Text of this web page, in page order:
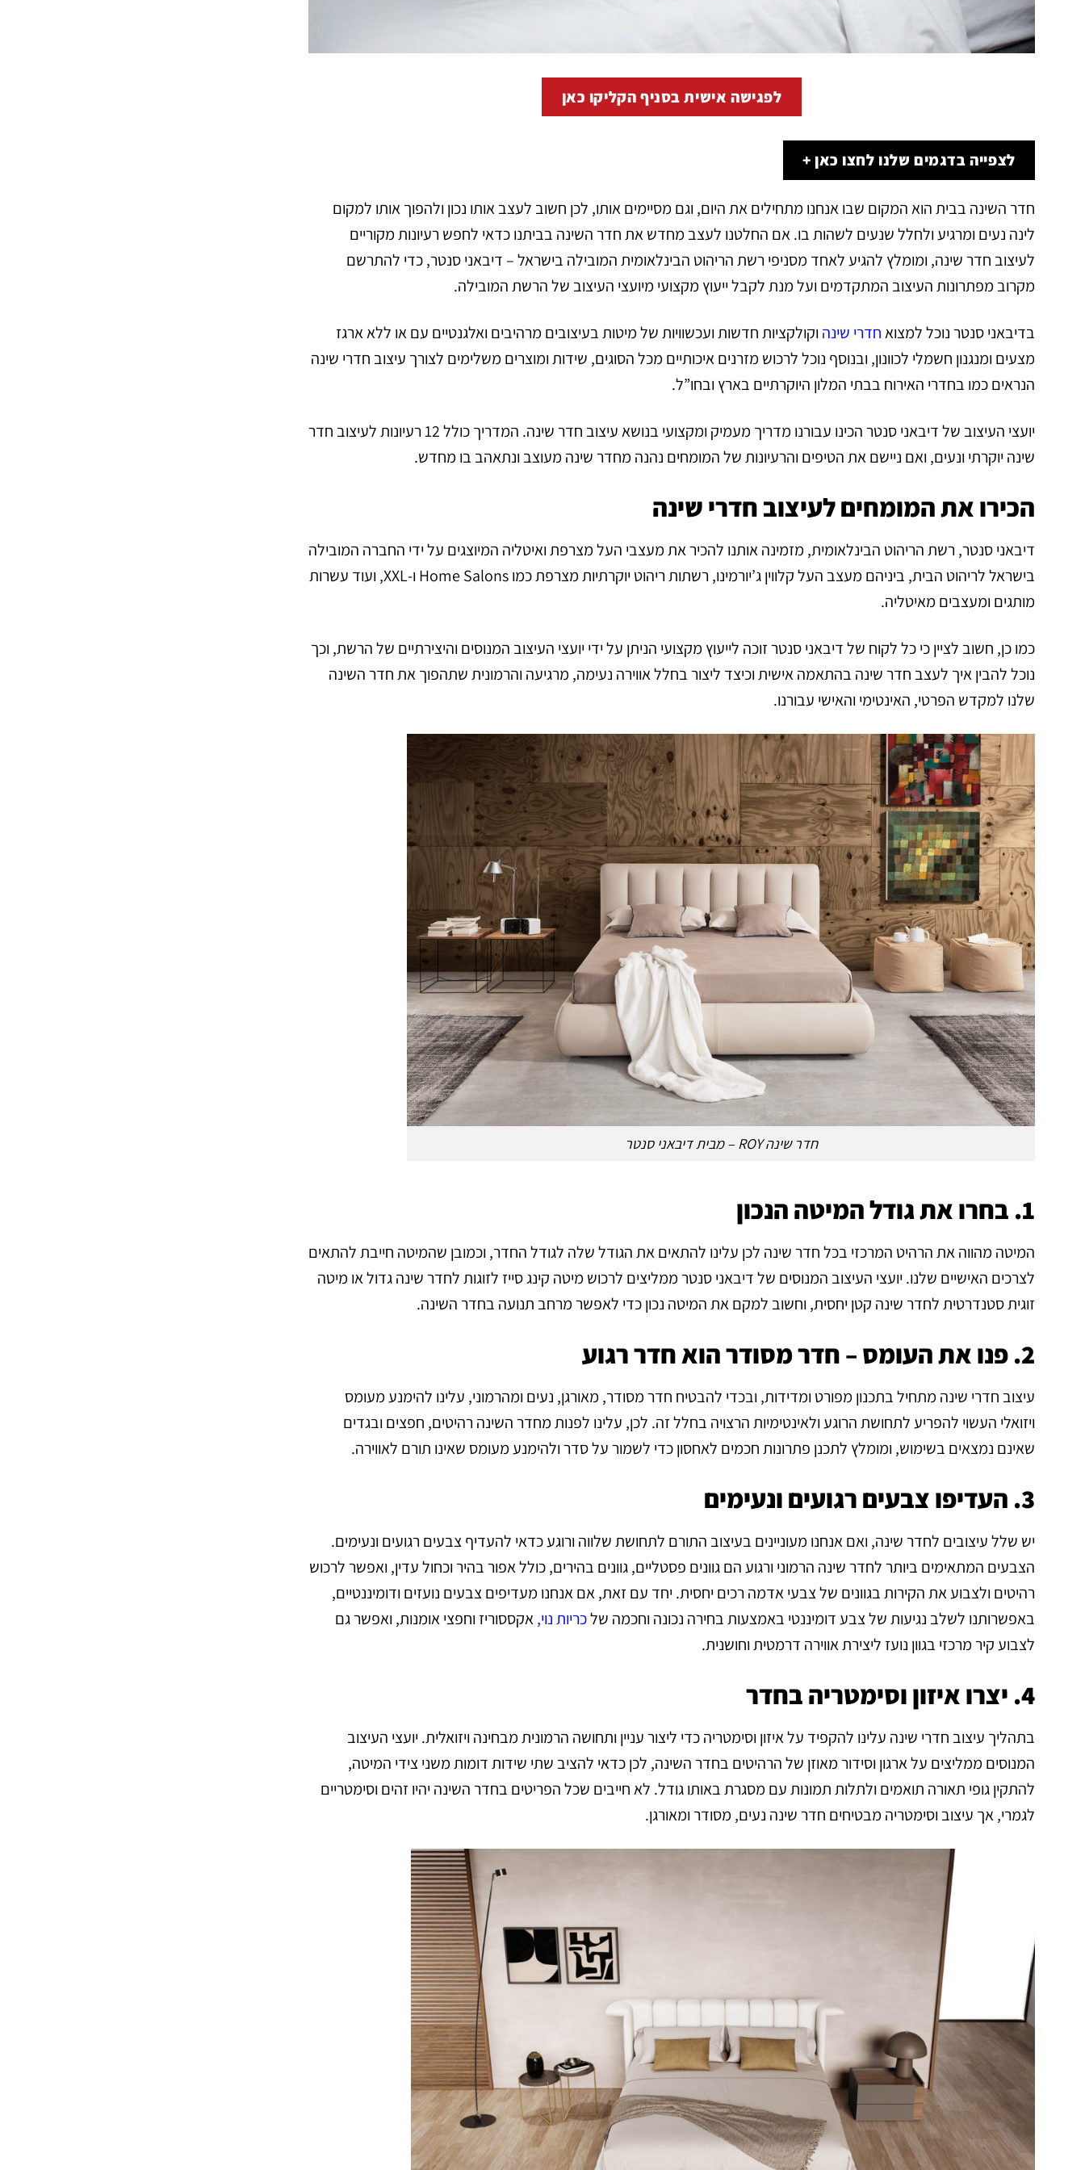
לפגישה אישית בסניף הקליקו כאן
לצפייה בדגמים שלנו לחצו כאן +
חדר השינה בבית הוא המקום שבו אנחנו מתחילים את היום, וגם מסיימים אותו, לכן חשוב לעצב אותו נכון ולהפוך אותו למקום
לינה נעים ומרגיע ולחלל שנעים לשהות בו. אם החלטנו לעצב מחדש את חדר השינה בביתנו כדאי לחפש רעיונות מקוריים
לעיצוב חדר שינה, ומומלץ להגיע לאחד מסניפי רשת הריהוט הבינלאומית המובילה בישראל – דיבאני סנטר, כדי להתרשם
מקרוב מפתרונות העיצוב המתקדמים ועל מנת לקבל ייעוץ מקצועי מיועצי העיצוב של הרשת המובילה.
בדיבאני סנטר נוכל למצואחדרי שינהוקולקציות חדשות ועכשוויות של מיטות בעיצובים מרהיבים ואלגנטיים עם או ללא ארגז
מצעים ומנגנון חשמלי לכוונון, ובנוסף נוכל לרכוש מזרנים איכותיים מכל הסוגים, שידות ומוצרים משלימים לצורך עיצוב חדרי שינה
הנראים כמו בחדרי האירוח בבתי המלון היוקרתיים בארץ ובחו”ל.
יועצי העיצוב של דיבאני סנטר הכינו עבורנו מדריך מעמיק ומקצועי בנושא עיצוב חדר שינה. המדריך כולל 12 רעיונות לעיצוב חדר
שינה יוקרתי ונעים, ואם ניישם את הטיפים והרעיונות של המומחים נהנה מחדר שינה מעוצב ונתאהב בו מחדש.
הכירו את המומחים לעיצוב חדרי שינה
דיבאני סנטר, רשת הריהוט הבינלאומית, מזמינה אותנו להכיר את מעצבי העל מצרפת ואיטליה המיוצגים על ידי החברה המובילה
בישראל לריהוט הבית, ביניהם מעצב העל קלווין ג’יורמינו, רשתות ריהוט יוקרתיות מצרפת כמו Home Salons ו-XXL, ועוד עשרות
מותגים ומעצבים מאיטליה.
כמו כן, חשוב לציין כי כל לקוח של דיבאני סנטר זוכה לייעוץ מקצועי הניתן על ידי יועצי העיצוב המנוסים והיצירתיים של הרשת, וכך
נוכל להבין איך לעצב חדר שינה בהתאמה אישית וכיצד ליצור בחלל אווירה נעימה, מרגיעה והרמונית שתהפוך את חדר השינה
שלנו למקדש הפרטי, האינטימי והאישי עבורנו.
חדר שינה ROY – מבית דיבאני סנטר
1. בחרו את גודל המיטה הנכון
המיטה מהווה את הרהיט המרכזי בכל חדר שינה לכן עלינו להתאים את הגודל שלה לגודל החדר, וכמובן שהמיטה חייבת להתאים
לצרכים האישיים שלנו. יועצי העיצוב המנוסים של דיבאני סנטר ממליצים לרכוש מיטה קינג סייז לזוגות לחדר שינה גדול או מיטה
זוגית סטנדרטית לחדר שינה קטן יחסית, וחשוב למקם את המיטה נכון כדי לאפשר מרחב תנועה בחדר השינה.
2. פנו את העומס – חדר מסודר הוא חדר רגוע
עיצוב חדרי שינה מתחיל בתכנון מפורט ומדידות, ובכדי להבטיח חדר מסודר, מאורגן, נעים ומהרמוני, עלינו להימנע מעומס
ויזואלי העשוי להפריע לתחושת הרוגע ולאינטימיות הרצויה בחלל זה. לכן, עלינו לפנות מחדר השינה רהיטים, חפצים ובגדים
שאינם נמצאים בשימוש, ומומלץ לתכנן פתרונות חכמים לאחסון כדי לשמור על סדר ולהימנע מעומס שאינו תורם לאווירה.
3. העדיפו צבעים רגועים ונעימים
יש שלל עיצובים לחדר שינה, ואם אנחנו מעוניינים בעיצוב התורם לתחושת שלווה ורוגע כדאי להעדיף צבעים רגועים ונעימים.
הצבעים המתאימים ביותר לחדר שינה הרמוני ורגוע הם גוונים פסטליים, גוונים בהירים, כולל אפור בהיר וכחול עדין, ואפשר לרכוש
רהיטים ולצבוע את הקירות בגוונים של צבעי אדמה רכים יחסית. יחד עם זאת, אם אנחנו מעדיפים צבעים נועזים ודומיננטיים,
באפשרותנו לשלב נגיעות של צבע דומיננטי באמצעות בחירה נכונה וחכמה שלכריות נוי,אקססוריז וחפצי אומנות, ואפשר גם
לצבוע קיר מרכזי בגוון נועז ליצירת אווירה דרמטית וחושנית.
4. יצרו איזון וסימטריה בחדר
בתהליך עיצוב חדרי שינה עלינו להקפיד על איזון וסימטריה כדי ליצור עניין ותחושה הרמונית מבחינה ויזואלית. יועצי העיצוב
המנוסים ממליצים על ארגון וסידור מאוזן של הרהיטים בחדר השינה, לכן כדאי להציב שתי שידות דומות משני צידי המיטה,
להתקין גופי תאורה תואמים ולתלות תמונות עם מסגרת באותו גודל. לא חייבים שכל הפריטים בחדר השינה יהיו זהים וסימטריים
לגמרי, אך עיצוב וסימטריה מבטיחים חדר שינה נעים, מסודר ומאורגן.